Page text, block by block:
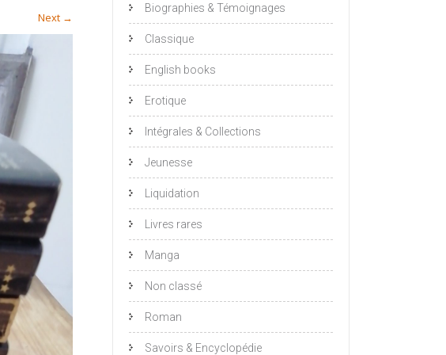
Next →
Biographies & Témoignages
Classique
English books
Erotique
Intégrales & Collections
Jeunesse
Liquidation
Livres rares
Manga
Non classé
Roman
Savoirs & Encyclopédie